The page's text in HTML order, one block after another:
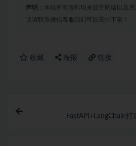
声明： 本站所有资料均来源于网络以及
议请联系微信客服我们可以安排下架！
收藏 海报 链接
FastAPI+LangChain